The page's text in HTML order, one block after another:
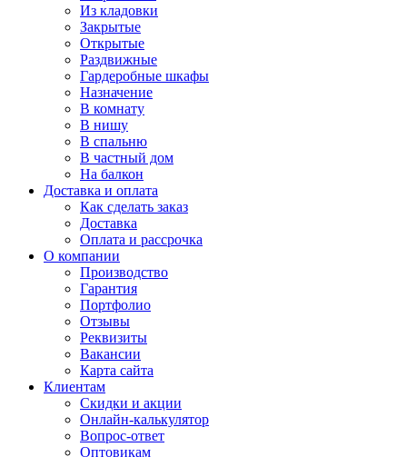
Из кладовки
Закрытые
Открытые
Раздвижные
Гардеробные шкафы
Назначение
В комнату
В нишу
В спальню
В частный дом
На балкон
Доставка и оплата
Как сделать заказ
Доставка
Оплата и рассрочка
О компании
Производство
Гарантия
Портфолио
Отзывы
Реквизиты
Вакансии
Карта сайта
Клиентам
Скидки и акции
Онлайн-калькулятор
Вопрос-ответ
Оптовикам